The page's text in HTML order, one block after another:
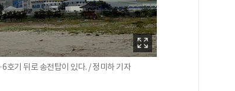
호기 뒤로 송전탑이 있다. / 정미하 기자